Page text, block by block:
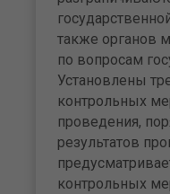
также органов
по вопросам
Установлены
контрольных
проведения,
результатов
контрольных